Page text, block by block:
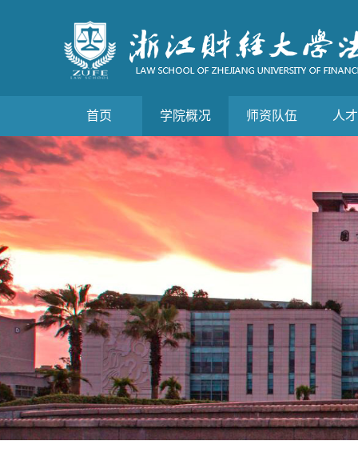
首页 学院概况 师资队伍 人